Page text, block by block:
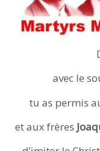
avec le
tu as permis
et aux frères